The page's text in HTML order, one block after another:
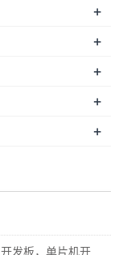
+
+
+
+
+
发板，单片机开